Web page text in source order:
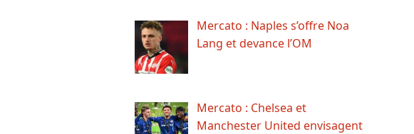
Mercato : Naples s’offre Noa
Lang et devance l’OM
Mercato : Chelsea et
Manchester United envisagent